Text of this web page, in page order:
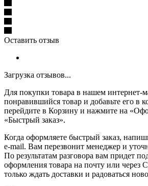
Оставить отзыв
Загрузка отзывов...
Для покупки товара в нашем интернет-
понравившийся товар и добавьте его в
перейдите в Корзину и нажмите на
«Быстрый заказ».
Когда оформляете быстрый заказ,
e-mail. Вам перезвонит менеджер и
По результатам разговора вам придет
оформления товара на почту или через
только ждать доставки и радоваться